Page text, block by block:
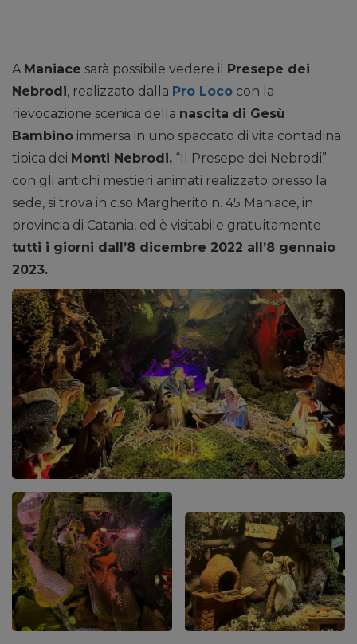
A Maniace sarà possibile vedere il Presepe dei
Nebrodi, realizzato dalla Pro Loco con la
rievocazione scenica della nascita di Gesù
Bambino immersa in uno spaccato di vita contadina
tipica dei Monti Nebrodi. “Il Presepe dei Nebrodi”
con gli antichi mestieri animati realizzato presso la
sede, si trova in c.so Margherito n. 45 Maniace, in
provincia di Catania, ed è visitabile gratuitamente
tutti i giorni dall’8 dicembre 2022 all’8 gennaio
2023.